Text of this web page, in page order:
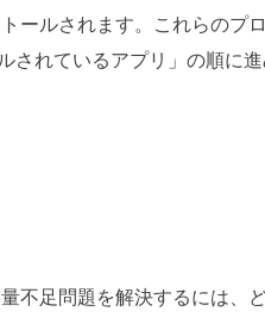
ールされます。これらのプ
されているアプリ」の順に
不足問題を解決するには、